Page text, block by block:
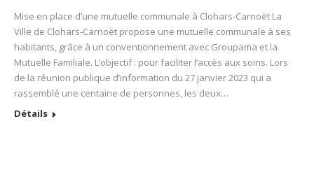
Mise en place d’une mutuelle communale à Clohars-Carnoët La
Ville de Clohars-Carnoët propose une mutuelle communale à ses
habitants, grâce à un conventionnement avec Groupama et la
Mutuelle Familiale. L’objectif : pour faciliter l’accès aux soins. Lors
de la réunion publique d’information du 27 janvier 2023 qui a
rassemblé une centaine de personnes, les deux…
Détails